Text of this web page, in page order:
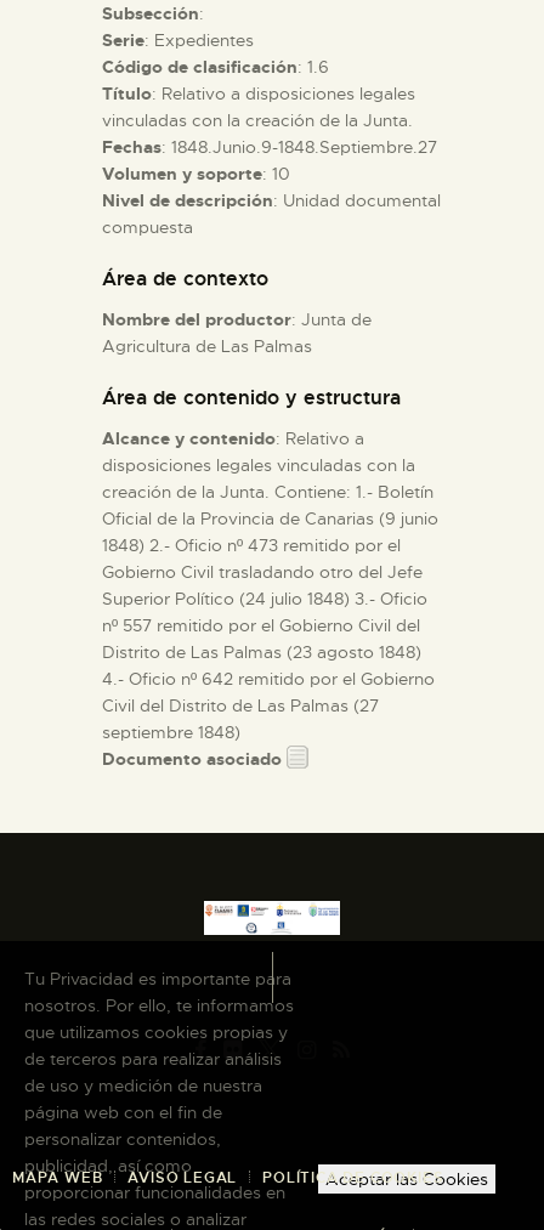
COLECCIONES
DIDÁCTICA
ESPAÑOL
Subsección:
Serie: Expedientes
Código de clasificación: 1.6
Título: Relativo a disposiciones legales
vinculadas con la creación de la Junta.
Fechas: 1848.Junio.9-1848.Septiembre.27
Volumen y soporte: 10
Nivel de descripción: Unidad documental
compuesta
Área de contexto
Nombre del productor: Junta de
Agricultura de Las Palmas
Área de contenido y estructura
Alcance y contenido: Relativo a
disposiciones legales vinculadas con la
creación de la Junta. Contiene: 1.- Boletín
Oficial de la Provincia de Canarias (9 junio
1848) 2.- Oficio nº 473 remitido por el
Gobierno Civil trasladando otro del Jefe
Superior Político (24 julio 1848) 3.- Oficio
nº 557 remitido por el Gobierno Civil del
Distrito de Las Palmas (23 agosto 1848)
4.- Oficio nº 642 remitido por el Gobierno
Civil del Distrito de Las Palmas (27
septiembre 1848)
Documento asociado
MAPA WEB AVISO LEGAL POLÍTICA DE COOKIES
Tu Privacidad es importante para
nosotros. Por ello, te informamos
que utilizamos cookies propias y
de terceros para realizar análisis
de uso y medición de nuestra
página web con el fin de
personalizar contenidos,
publicidad, así como
proporcionar funcionalidades en
las redes sociales o analizar
Aceptar las Cookies